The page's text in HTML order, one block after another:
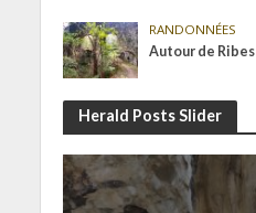
RANDONNÉES
Autour de Ribes
Herald Posts Slider